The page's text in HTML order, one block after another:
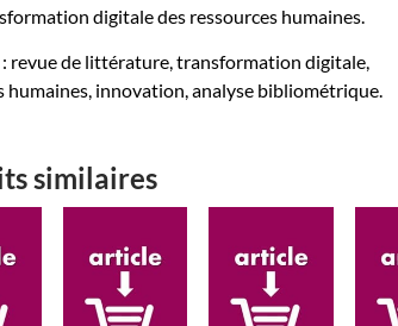
digitale des ressources humaines.
revue de littérature, transformation digitale,
humaines, innovation, analyse bibliométrique.
similaires